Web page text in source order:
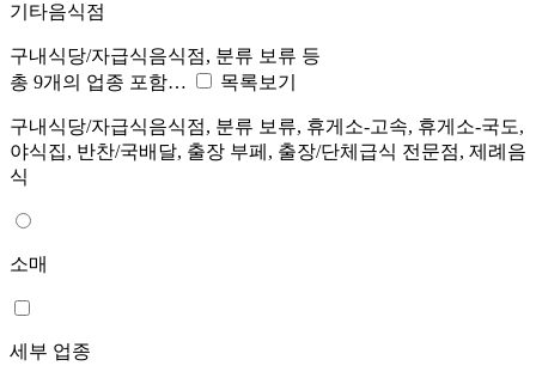
기타음식점
구내식당/자급식음식점, 분류 보류 등
총 9개의 업종 포함…
목록보기
구내식당/자급식음식점, 분류 보류, 휴게소-고속, 휴게소-국도,
야식집, 반찬/국배달, 출장 부페, 출장/단체급식 전문점, 제례음
식
소매
세부 업종